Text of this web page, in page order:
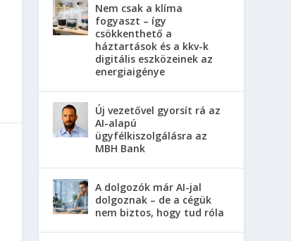
Nem csak a klíma
fogyaszt – így
csökkenthető a
háztartások és a kkv-k
digitális eszközeinek az
energiaigénye
Új vezetővel gyorsít rá az
AI-alapú
ügyfélkiszolgálásra az
MBH Bank
A dolgozók már AI-jal
dolgoznak – de a cégük
nem biztos, hogy tud róla